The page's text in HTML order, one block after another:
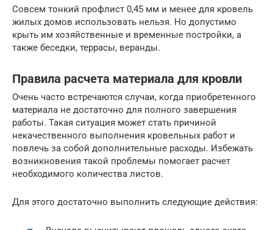
Совсем тонкий профлист 0,45 мм и менее для кровель
жилых домов использовать нельзя. Но допустимо
крыть им хозяйственные и временные постройки, а
также беседки, террасы, веранды.
Правила расчета материала для кровли
Очень часто встречаются случаи, когда приобретенного
материала не достаточно для полного завершения
работы. Такая ситуация может стать причиной
некачественного выполнения кровельных работ и
повлечь за собой дополнительные расходы. Избежать
возникновения такой проблемы помогает расчет
необходимого количества листов.
Для этого достаточно выполнить следующие действия: